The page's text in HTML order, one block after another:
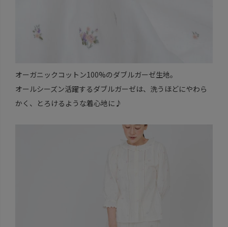
オーガニックコットン100%のダブルガーゼ生地。
オールシーズン活躍するダブルガーゼは、洗うほどにやわら
かく、とろけるような着心地に♪